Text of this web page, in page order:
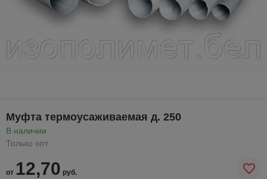
Муфта термоусаживаемая д. 250
В наличии
Только опт
от 12,70 руб.